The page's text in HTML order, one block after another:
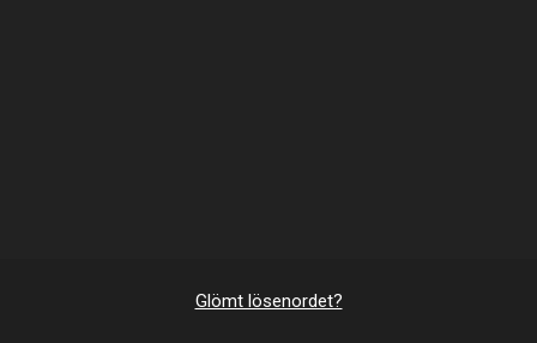
Glömt lösenordet?